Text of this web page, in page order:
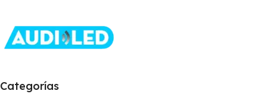
Categorías